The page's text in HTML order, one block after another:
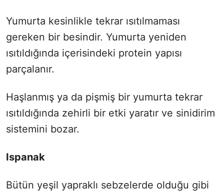
Yumurta kesinlikle tekrar ısıtılmaması
gereken bir besindir. Yumurta yeniden
ısıtıldığında içerisindeki protein yapısı
parçalanır.
Haşlanmış ya da pişmiş bir yumurta tekrar
ısıtıldığında zehirli bir etki yaratır ve sinidirim
sistemini bozar.
Ispanak
Bütün yeşil yapraklı sebzelerde olduğu gibi